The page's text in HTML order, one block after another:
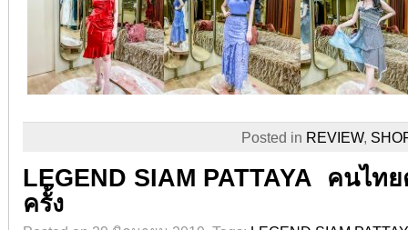
Posted in REVIEW,
LEGEND SIAM PATTAYA คนไท
ครั้ง